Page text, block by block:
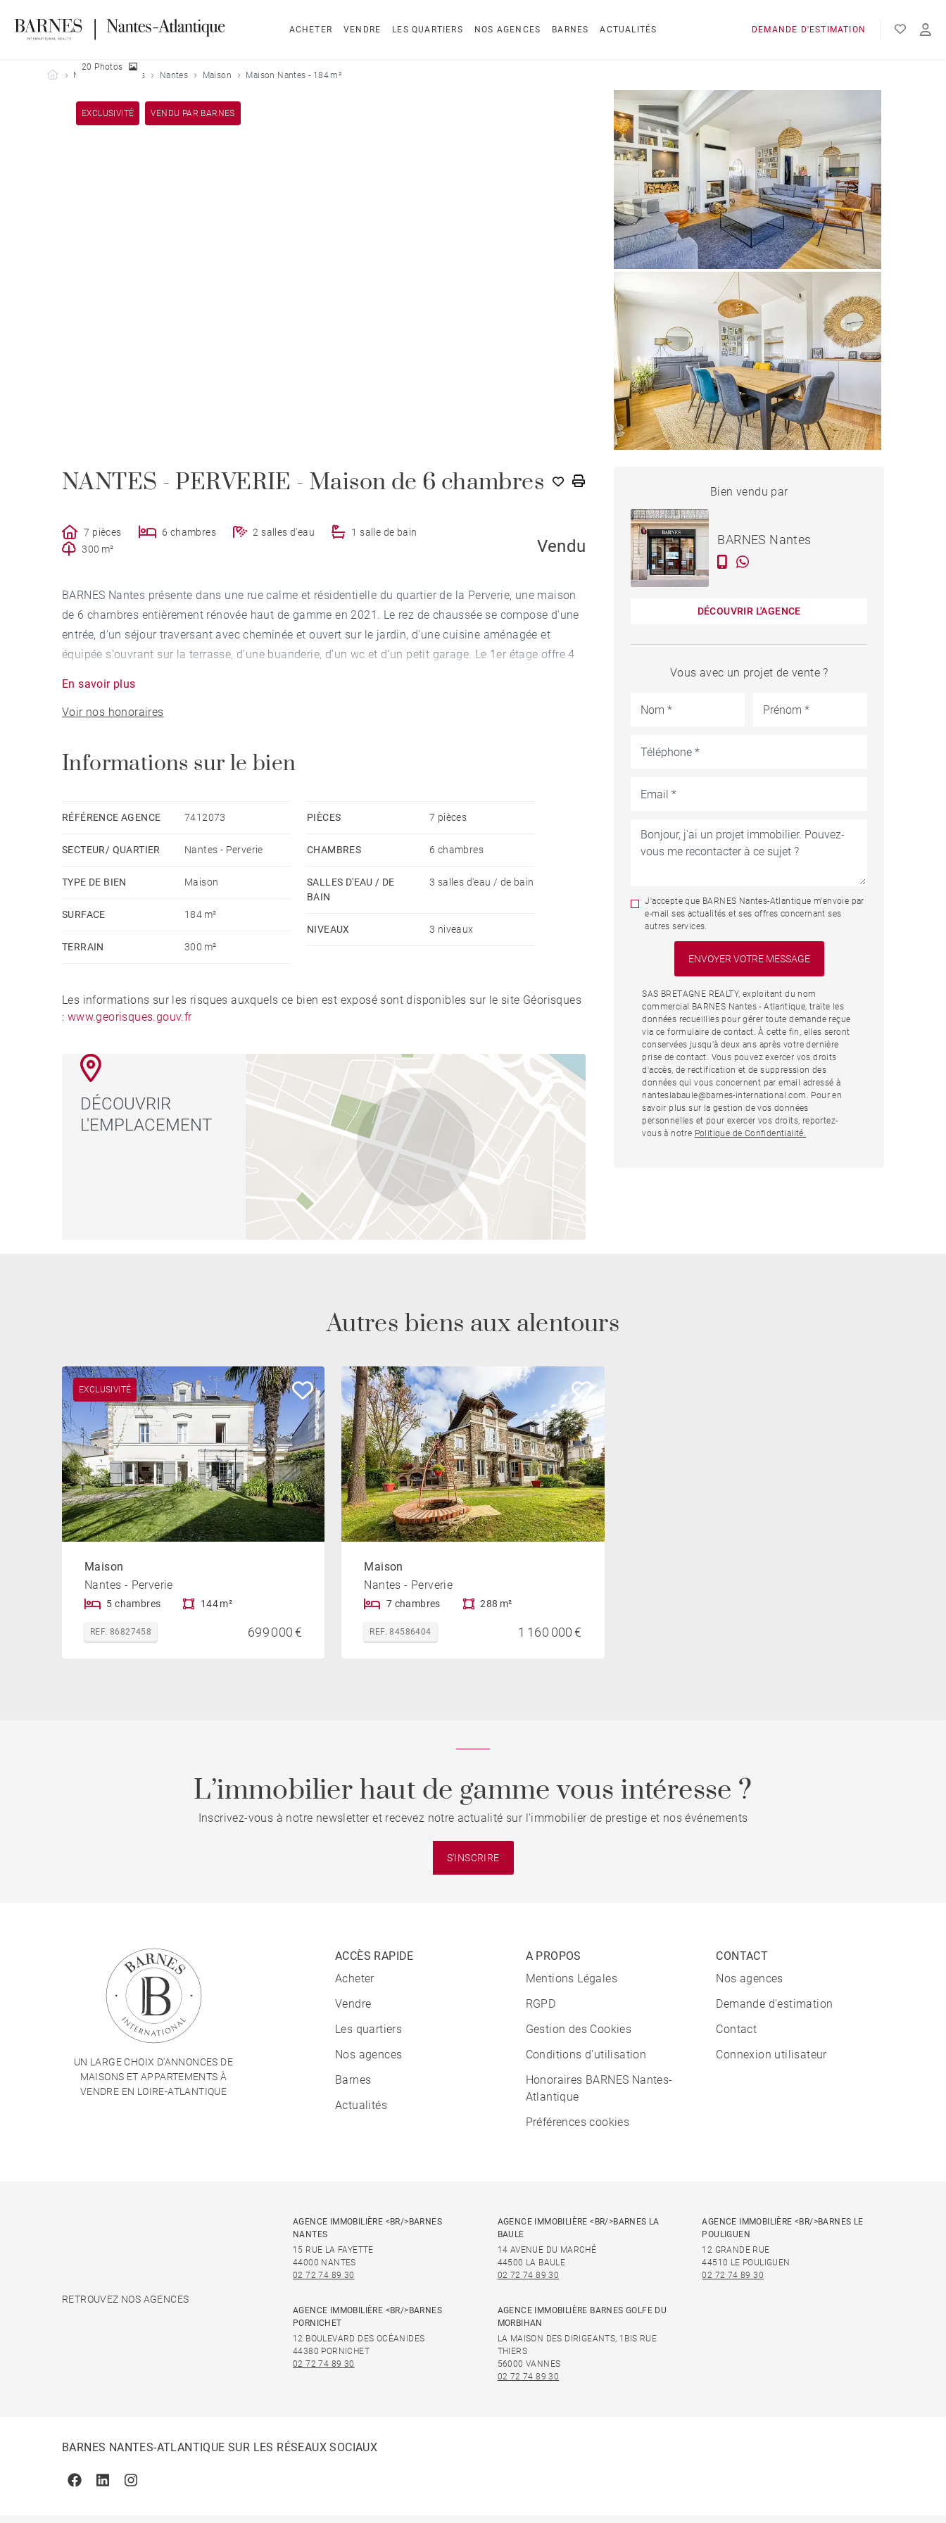
ACHETER VENDRE LES QUARTIERS NOS AGENCES BARNES ACTUALITÉS DEMANDE D'ESTIMATION
Barnes Nantes-Atlantique
Nos biens vendus Nantes Maison Maison Nantes - 184 m²
EXCLUSIVITÉ VENDU PAR BARNES
20 Photos
NANTES - PERVERIE - Maison de 6 chambres
7 pièces 6 chambres 2 salles d'eau
1 salle de bain
300 m²
Vendu
BARNES Nantes présente dans une rue calme et résidentielle du quartier de la Perverie, une maison
de 6 chambres entièrement rénovée haut de gamme en 2021. Le rez de chaussée se compose d'une
entrée, d'un séjour traversant avec cheminée et ouvert sur le jardin, d'une cuisine aménagée et
équipée s'ouvrant sur la terrasse, d'une buanderie, d'un wc et d'un petit garage. Le 1er étage offre 4
distribue la chambre parentale avec sa salle de douche et un dressing, une chambre avec salle de
douche, un wc et un grenier. Vous serez séduits par la qualité des travaux, par la luminosité, par le
charge du vendeur - Montant estimé des dépenses annuelles d'énergie pour un usage standard :
1130€ ~ 1580€ - Les informations sur les risques auxquels ce bien est exposé sont disponibles sur
En savoir plus
Voir nos honoraires
Informations sur le bien
RÉFÉRENCE AGENCE 7412073
SECTEUR/ QUARTIER Nantes - Perverie
TYPE DE BIEN Maison
SURFACE 184 m²
TERRAIN 300 m²
PIÈCES 7 pièces
CHAMBRES 6 chambres
SALLES D'EAU / DE
BAIN
3 salles d'eau / de bain
NIVEAUX 3 niveaux
Les informations sur les risques auxquels ce bien est exposé sont disponibles sur le site Géorisques
: www.georisques.gouv.fr
DÉCOUVRIR
L'EMPLACEMENT
MAISON NANTES - 184 M²
Bien vendu par
BARNES Nantes
DÉCOUVRIR L'AGENCE
Vous avec un projet de vente ?
J'accepte que BARNES Nantes-Atlantique m'envoie par
e-mail ses actualités et ses offres concernant ses
autres services.
SAS BRETAGNE REALTY, exploitant du nom
commercial BARNES Nantes - Atlantique, traite les
données recueillies pour gérer toute demande reçue
via ce formulaire de contact. À cette fin, elles seront
conservées jusqu’à deux ans après votre dernière
prise de contact. Vous pouvez exercer vos droits
d'accès, de rectification et de suppression des
données qui vous concernent par email adressé à
nanteslabaule@barnes-international.com. Pour en
savoir plus sur la gestion de vos données
personnelles et pour exercer vos droits, reportez-
vous à notre Politique de Confidentialité.
Autres biens aux alentours
EXCLUSIVITÉ
Maison
Nantes - Perverie
5 chambres 144 m²
REF. 86827458 699 000 €
Maison
Nantes - Perverie
7 chambres 288 m²
REF. 84586404 1 160 000 €
L’immobilier haut de gamme vous intéresse ?
Inscrivez-vous à notre newsletter et recevez notre actualité sur l'immobilier de prestige et nos événements
S'INSCRIRE
UN LARGE CHOIX D'ANNONCES DE
MAISONS ET APPARTEMENTS À
VENDRE EN LOIRE-ATLANTIQUE
ACCÈS RAPIDE
Acheter
Vendre
Les quartiers
Nos agences
Barnes
Actualités
A PROPOS
Mentions Légales
RGPD
Gestion des Cookies
Conditions d'utilisation
Honoraires BARNES Nantes-
Atlantique
Préférences cookies
CONTACT
Nos agences
Demande d'estimation
Contact
Connexion utilisateur
RETROUVEZ NOS AGENCES
AGENCE IMMOBILIÈRE <BR/>BARNES
NANTES
15 RUE LA FAYETTE
44000 NANTES
02 72 74 89 30
AGENCE IMMOBILIÈRE <BR/>BARNES LA
BAULE
14 AVENUE DU MARCHÉ
44500 LA BAULE
02 72 74 89 30
AGENCE IMMOBILIÈRE <BR/>BARNES LE
POULIGUEN
12 GRANDE RUE
44510 LE POULIGUEN
02 72 74 89 30
AGENCE IMMOBILIÈRE <BR/>BARNES
PORNICHET
12 BOULEVARD DES OCÉANIDES
44380 PORNICHET
02 72 74 89 30
AGENCE IMMOBILIÈRE BARNES GOLFE DU
MORBIHAN
LA MAISON DES DIRIGEANTS, 1BIS RUE
THIERS
56000 VANNES
02 72 74 89 30
BARNES NANTES-ATLANTIQUE SUR LES RÉSEAUX SOCIAUX
FacebookLinkedinInstagram